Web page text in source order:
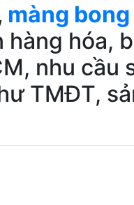
màng
hóa,
nhu cầu
TMĐT,